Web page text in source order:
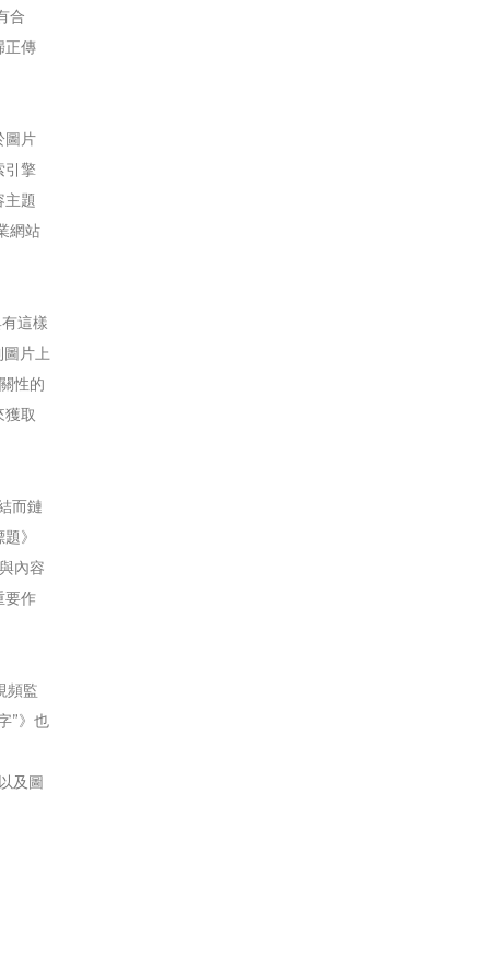
合
正傳
圖片
引擎
主題
網站
這樣
片上
性的
取
而鏈
》
內容
要作
頻監
”》也
及圖